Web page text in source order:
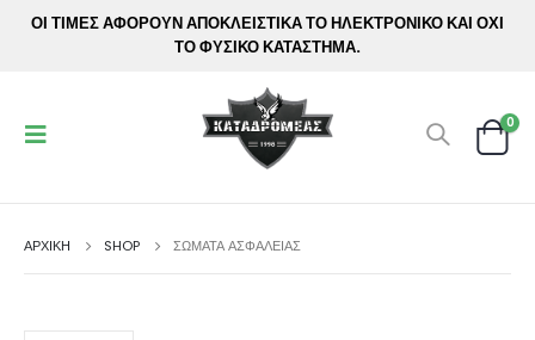
ΟΙ ΤΙΜΕΣ ΑΦΟΡΟΥΝ ΑΠΟΚΛΕΙΣΤΙΚΑ ΤΟ ΗΛΕΚΤΡΟΝΙΚΟ ΚΑΙ ΟΧΙ
ΤΟ ΦΥΣΙΚΟ ΚΑΤΑΣΤΗΜΑ.
0
ΑΡΧΙΚΉ SHOP ΣΩΜΑΤΑ ΑΣΦΑΛΕΙΑΣ